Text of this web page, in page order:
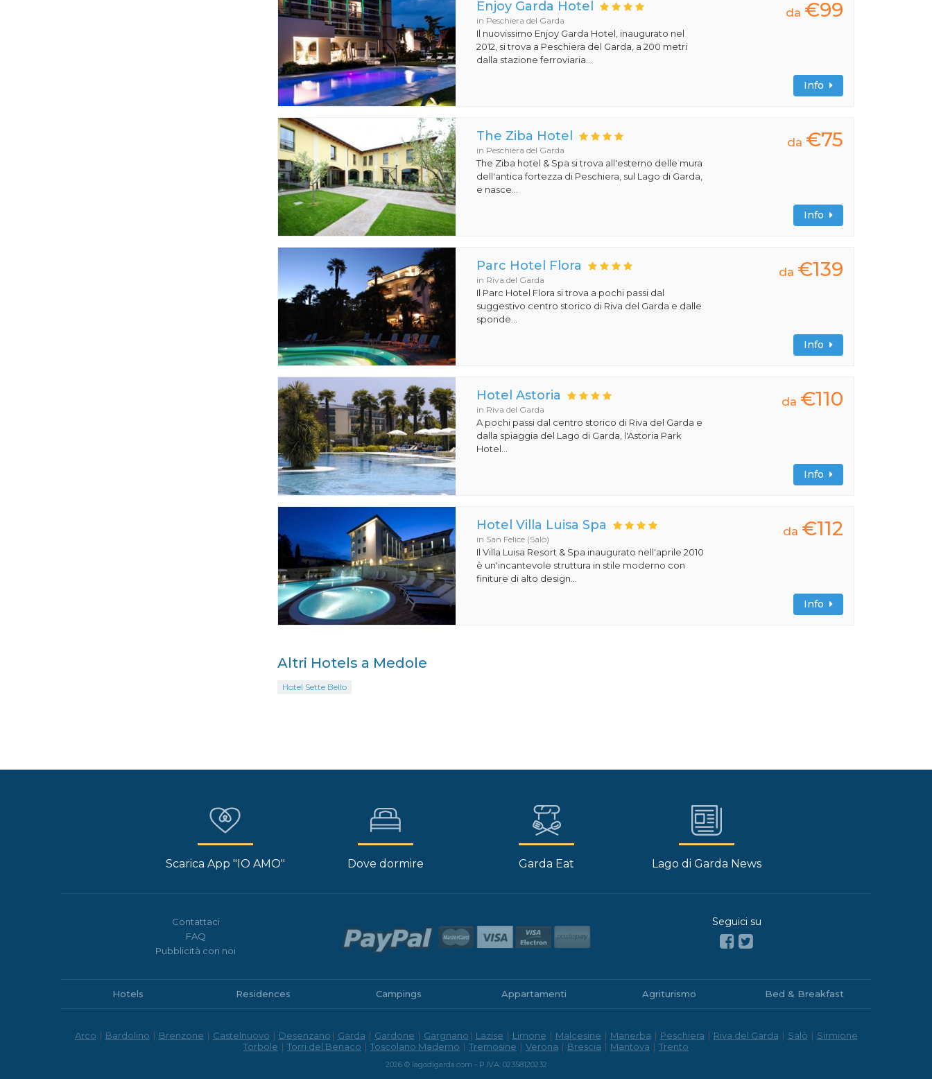
Enjoy Garda Hotel
in Peschiera del Garda
Il nuovissimo Enjoy Garda Hotel, inaugurato nel
2012, si trova a Peschiera del Garda, a 200 metri
dalla stazione ferroviaria...
da €99
Info
The Ziba Hotel
in Peschiera del Garda
The Ziba hotel & Spa si trova all'esterno delle mura
dell'antica fortezza di Peschiera, sul Lago di Garda,
e nasce...
da €75
Info
Parc Hotel Flora
in Riva del Garda
Il Parc Hotel Flora si trova a pochi passi dal
suggestivo centro storico di Riva del Garda e dalle
sponde...
da €139
Info
Hotel Astoria
in Riva del Garda
A pochi passi dal centro storico di Riva del Garda e
dalla spiaggia del Lago di Garda, l'Astoria Park
Hotel...
da €110
Info
Hotel Villa Luisa Spa
in San Felice (Salò)
Il Villa Luisa Resort & Spa inaugurato nell'aprile 2010
è un'incantevole struttura in stile moderno con
finiture di alto design...
da €112
Info
Altri Hotels a Medole
Hotel Sette Bello
Scarica App "IO AMO" Dove dormire Garda Eat Lago di Garda News
Contattaci
FAQ
Pubblicità con noi
Seguici su
Hotels Residences Campings Appartamenti Agriturismo Bed & Breakfast
Arco | Bardolino | Brenzone | Castelnuovo | Desenzano | Garda | Gardone | Gargnano | Lazise | Limone | Malcesine | Manerba | Peschiera | Riva del Garda | Salò | Sirmione
Torbole | Torri del Benaco | Toscolano Maderno | Tremosine | Verona | Brescia | Mantova | Trento
2026 © lagodigarda.com - P.IVA: 02358120232